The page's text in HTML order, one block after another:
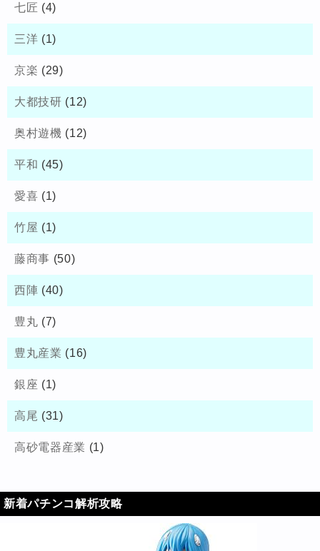
七匠 (4)
三洋 (1)
京楽 (29)
大都技研 (12)
奥村遊機 (12)
平和 (45)
愛喜 (1)
竹屋 (1)
藤商事 (50)
西陣 (40)
豊丸 (7)
豊丸産業 (16)
銀座 (1)
高尾 (31)
高砂電器産業 (1)
新着パチンコ解析攻略